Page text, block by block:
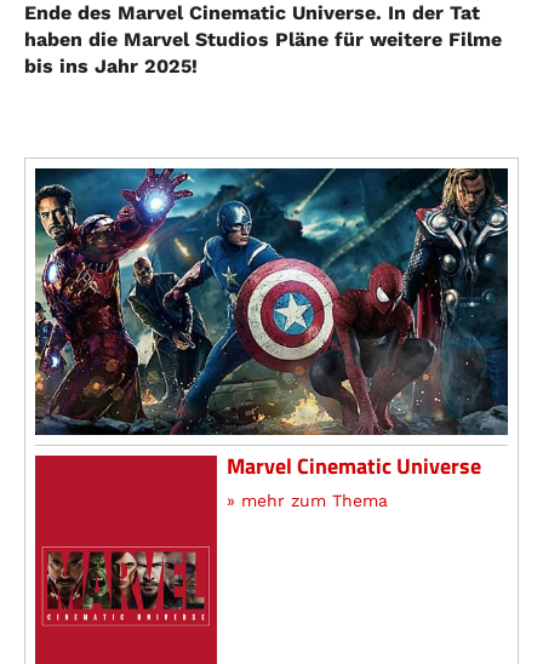
Ende des Marvel Cinematic Universe. In der Tat
haben die Marvel Studios Pläne für weitere Filme
bis ins Jahr 2025!
Marvel Cinematic Universe
» mehr zum Thema